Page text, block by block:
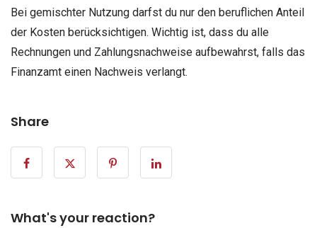
Bei gemischter Nutzung darfst du nur den beruflichen Anteil
der Kosten berücksichtigen. Wichtig ist, dass du alle
Rechnungen und Zahlungsnachweise aufbewahrst, falls das
Finanzamt einen Nachweis verlangt.
Share
What's your reaction?